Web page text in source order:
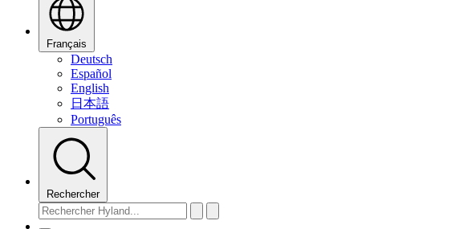
Français
Deutsch
Español
English
日本語
Português
Rechercher